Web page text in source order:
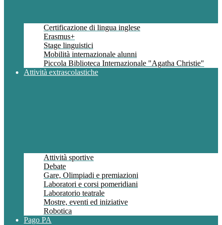
Certificazione di lingua inglese
Erasmus+
Stage linguistici
Mobilità internazionale alunni
Piccola Biblioteca Internazionale "Agatha Christie"
Attività extrascolastiche
Attività sportive
Debate
Gare, Olimpiadi e premiazioni
Laboratori e corsi pomeridiani
Laboratorio teatrale
Mostre, eventi ed iniziative
Robotica
Pago PA